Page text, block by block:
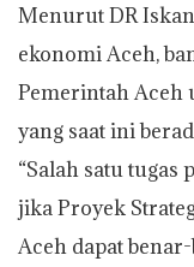
Menurut DR
ekonomi Aceh,
Pemerintah Aceh
yang saat ini
“Salah satu
jika Proyek
Aceh dapat